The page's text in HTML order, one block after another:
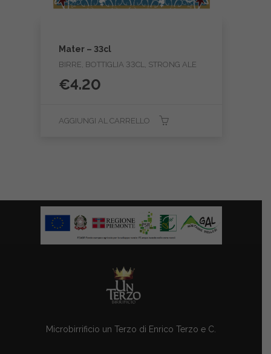
Mater – 33cl
BIRRE, BOTTIGLIA 33CL, STRONG ALE
€4.20
AGGIUNGI AL CARRELLO
Microbirrificio un Terzo di Enrico Terzo e C.